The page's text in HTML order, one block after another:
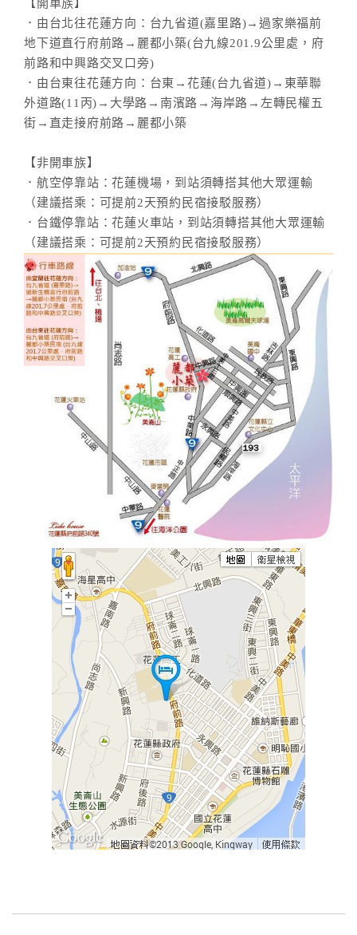
【開車族】
．由台北往花蓮方向：台九省道(嘉里路)→過家樂福前
地下道直行府前路→麗都小築(台九線201.9公里處，府
前路和中興路交叉口旁)
．由台東往花蓮方向：台東→花蓮(台九省道)→東華聯
外道路(11丙)→大學路→南濱路→海岸路→左轉民權五
街→直走接府前路→麗都小築
【非開車族】
．航空停靠站：花蓮機場，到站須轉搭其他大眾運輸
（建議搭乘：可提前2天預約民宿接駁服務）
．台鐵停靠站：花蓮火車站，到站須轉搭其他大眾運輸
（建議搭乘：可提前2天預約民宿接駁服務）